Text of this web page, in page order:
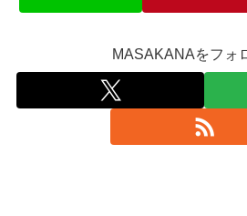
MASAKANAをフォ